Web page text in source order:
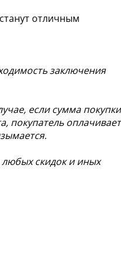
отличным
заключения
если сумма покупки
покупатель оплачивает
любых скидок и иных